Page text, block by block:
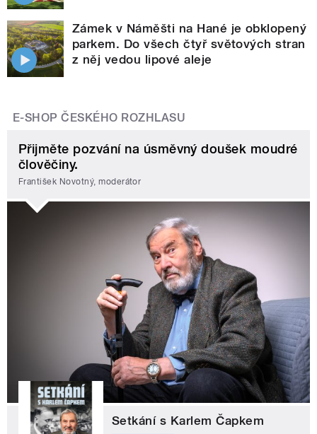
Zámek v Náměšti na Hané je obklopený
parkem. Do všech čtyř světových stran
z něj vedou lipové aleje
E-SHOP ČESKÉHO ROZHLASU
Přijměte pozvání na úsměvný doušek moudré
člověčiny.
František Novotný, moderátor
Setkání s Karlem Čapkem